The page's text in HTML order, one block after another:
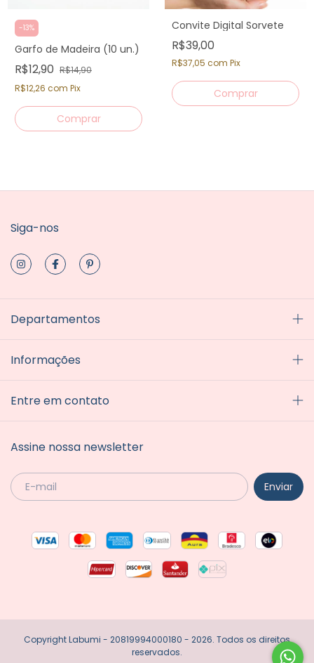
-13%
Garfo de Madeira (10 un.)
R$12,90 R$14,90
R$12,26 com Pix
Convite Digital Sorvete
R$39,00
R$37,05 com Pix
Siga-nos
Departamentos
Informações
Entre em contato
Assine nossa newsletter
Copyright Labumi - 20819994000180 - 2026. Todos os direitos
reservados.